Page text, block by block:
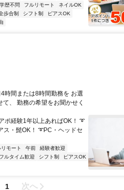
学歴不問 フルリモート
ネイルOK
歩合制 シフト制
ピアスOK
時間または8時間勤務を お選
、 勤務の希望をお聞かせく
ポ経験1年以上あればOK！ ➰
ス・髭OK！ ➰PC・ヘッドセ
リモート 午前
経験者歓迎
フルタイム歓迎 シフト制
ピアスOK
1 次へ